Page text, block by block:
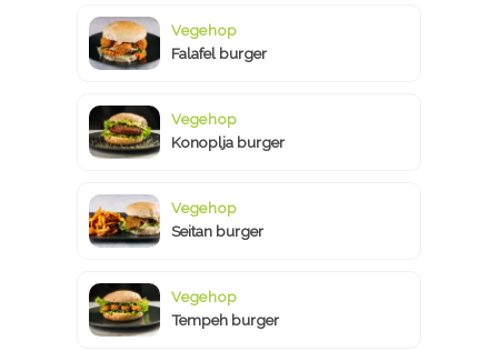
Vegehop
Falafel burger
Vegehop
Konoplja burger
Vegehop
Seitan burger
Vegehop
Tempeh burger